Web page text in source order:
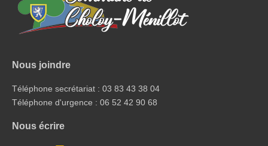
Nous joindre
Téléphone secrétariat : 03 83 43 38 04
Téléphone d'urgence : 06 52 42 90 68
Nous écrire